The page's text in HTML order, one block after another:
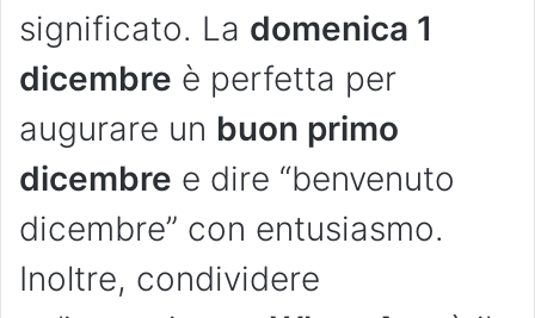
significato. La domenica 1
dicembre è perfetta per
augurare un buon primo
dicembre e dire “benvenuto
dicembre” con entusiasmo.
Inoltre, condividere